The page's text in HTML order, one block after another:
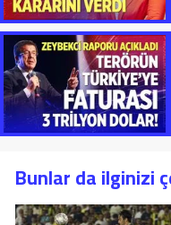
Bunlar da ilginizi